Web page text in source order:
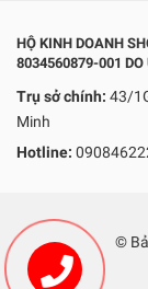
HỘ KINH DOANH
8034560879-001
Trụ sở chính: 43/
Minh
Hotline:
©